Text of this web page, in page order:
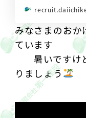
みなさまのおか
ています
暑いですけ
りましょう